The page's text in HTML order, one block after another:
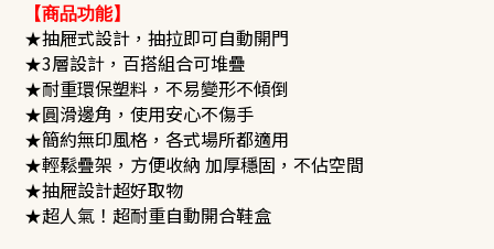
【商品功能】
★抽屜式設計，抽拉即可自動開門
★3層設計，百搭組合可堆疊
★耐重環保塑料，不易變形不傾倒
★圓滑邊角，使用安心不傷手
★簡約無印風格，各式場所都適用
★輕鬆疊架，方便收納 加厚穩固，不佔空間
★抽屜設計超好取物
★超人氣！超耐重自動開合鞋盒